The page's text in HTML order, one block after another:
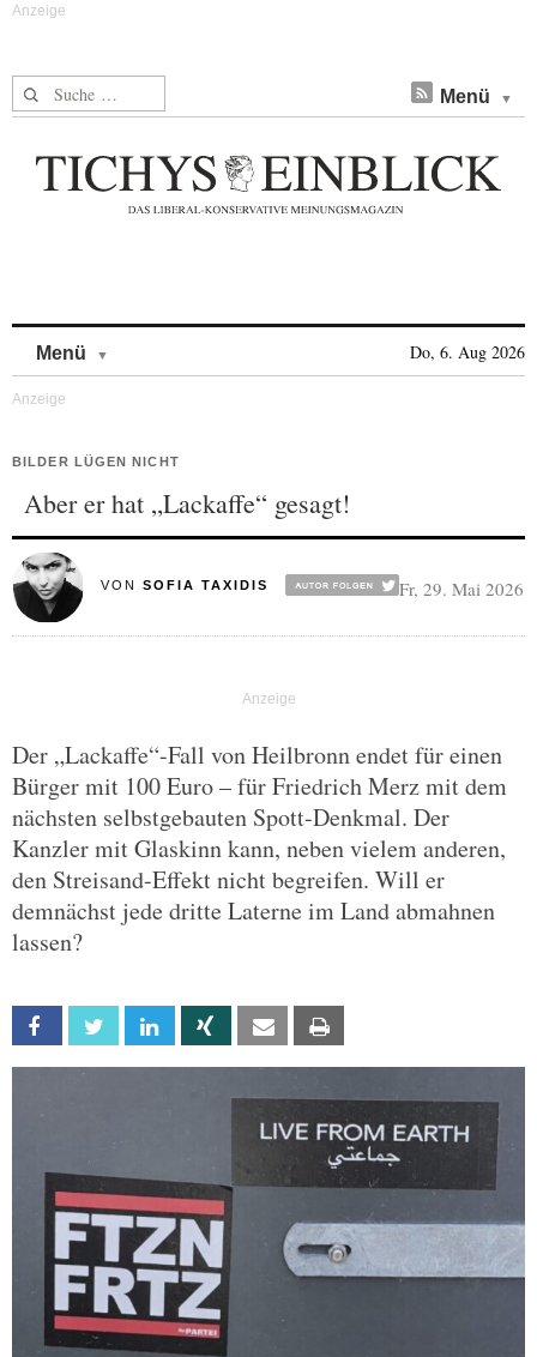
Suche nach: Menü
Menü Do, 6. Aug 2026
BILDER LÜGEN NICHT
Aber er hat „Lackaffe“ gesagt!
VON SOFIA TAXIDIS Fr, 29. Mai 2026
Der „Lackaffe“-Fall von Heilbronn endet für einen
Bürger mit 100 Euro – für Friedrich Merz mit dem
nächsten selbstgebauten Spott-Denkmal. Der
Kanzler mit Glaskinn kann, neben vielem anderen,
den Streisand-Effekt nicht begreifen. Will er
demnächst jede dritte Laterne im Land abmahnen
lassen?
Facebook Twitter Linkedin Xing Email